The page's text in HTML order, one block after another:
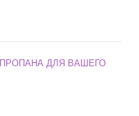
ДЛЯ ВАШЕГО